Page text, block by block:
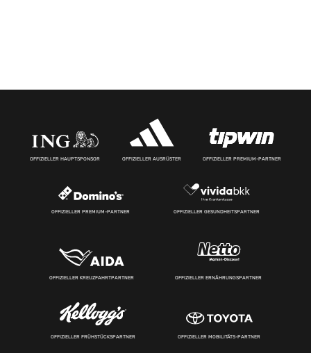
OFFIZIELLER HAUPTSPONSOR OFFIZIELLER AUSRÜSTER OFFIZIELLER PREMIUM-PARTNER
OFFIZIELLER PREMIUM-PARTNER OFFIZIELLER GESUNDHEITSPARTNER
OFFIZIELLER KREUZFAHRTPARTNER OFFIZIELLER ERNÄHRUNGSPARTNER
OFFIZIELLER FRÜHSTÜCKSPARTNER OFFIZIELLER MOBILITÄTS-PARTNER